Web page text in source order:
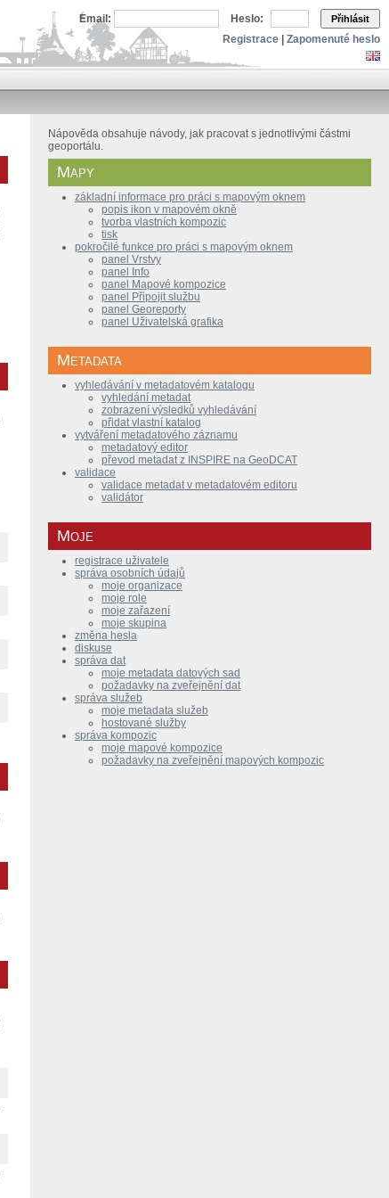
Email: Heslo: Přihlásit
Registrace Zapomenuté heslo
Nápověda obsahuje návody, jak pracovat s jednotlivými částmi
geoportálu.
Mapy
základní informace pro práci s mapovým oknem
popis ikon v mapovém okně
tvorba vlastních kompozic
tisk
pokročilé funkce pro práci s mapovým oknem
panel Vrstvy
panel Info
panel Mapové kompozice
panel Připojit službu
panel Georeporty
panel Uživatelská grafika
Metadata
vyhledávání v metadatovém katalogu
vyhledání metadat
zobrazení výsledků vyhledávání
přidat vlastní katalog
vytváření metadatového záznamu
metadatový editor
převod metadat z INSPIRE na GeoDCAT
validace
validace metadat v metadatovém editoru
validátor
Moje
registrace uživatele
správa osobních údajů
moje organizace
moje role
moje zařazení
moje skupina
změna hesla
diskuse
správa dat
moje metadata datových sad
požadavky na zveřejnění dat
správa služeb
moje metadata služeb
hostované služby
správa kompozic
moje mapové kompozice
požadavky na zveřejnění mapových kompozic